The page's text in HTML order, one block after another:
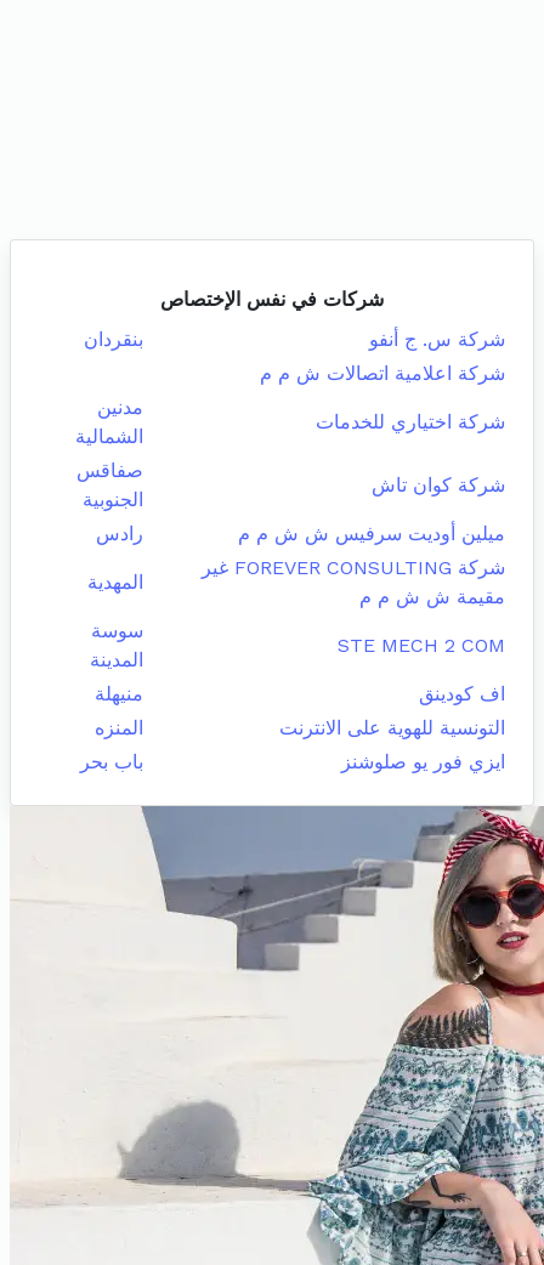
شركات في نفس الإختصاص
شركة س. ج أنفو
بنقردان
شركة اعلامية اتصالات ش م م
شركة اختياري للخدمات
مدنين
الشمالية
شركة كوان تاش
صفاقس
الجنوبية
ميلين أوديت سرفيس ش ش م م
رادس
شركة FOREVER CONSULTING غير
مقيمة ش ش م م
المهدية
STE MECH 2 COM
سوسة
المدينة
اف كودينق
منيهلة
التونسية للهوية على الانترنت
المنزه
ايزي فور يو صلوشنز
باب بحر